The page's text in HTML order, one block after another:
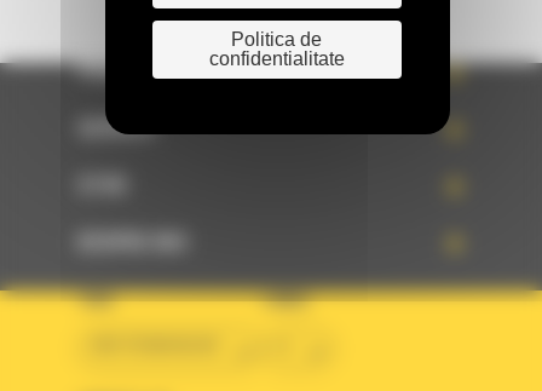
PRODUSE
SERVICII
TARA LIMBA
Politica de
confidentialitate